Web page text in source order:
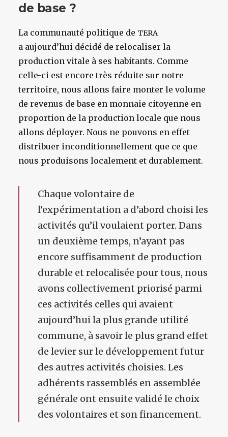
de base ?
La communauté politique de TERA
a aujourd’hui décidé de relocaliser la
production vitale à ses habitants. Comme
celle-ci est encore très réduite sur notre
territoire, nous allons faire monter le volume
de revenus de base en monnaie citoyenne en
proportion de la production locale que nous
allons déployer. Nous ne pouvons en effet
distribuer inconditionnellement que ce que
nous produisons localement et durablement.
Chaque volontaire de
l’expérimentation a d’abord choisi les
activités qu’il voulaient porter. Dans
un deuxième temps, n’ayant pas
encore suffisamment de production
durable et relocalisée pour tous, nous
avons collectivement priorisé parmi
ces activités celles qui avaient
aujourd’hui la plus grande utilité
commune, à savoir le plus grand effet
de levier sur le développement futur
des autres activités choisies. Les
adhérents rassemblés en assemblée
générale ont ensuite validé le choix
des volontaires et son financement.